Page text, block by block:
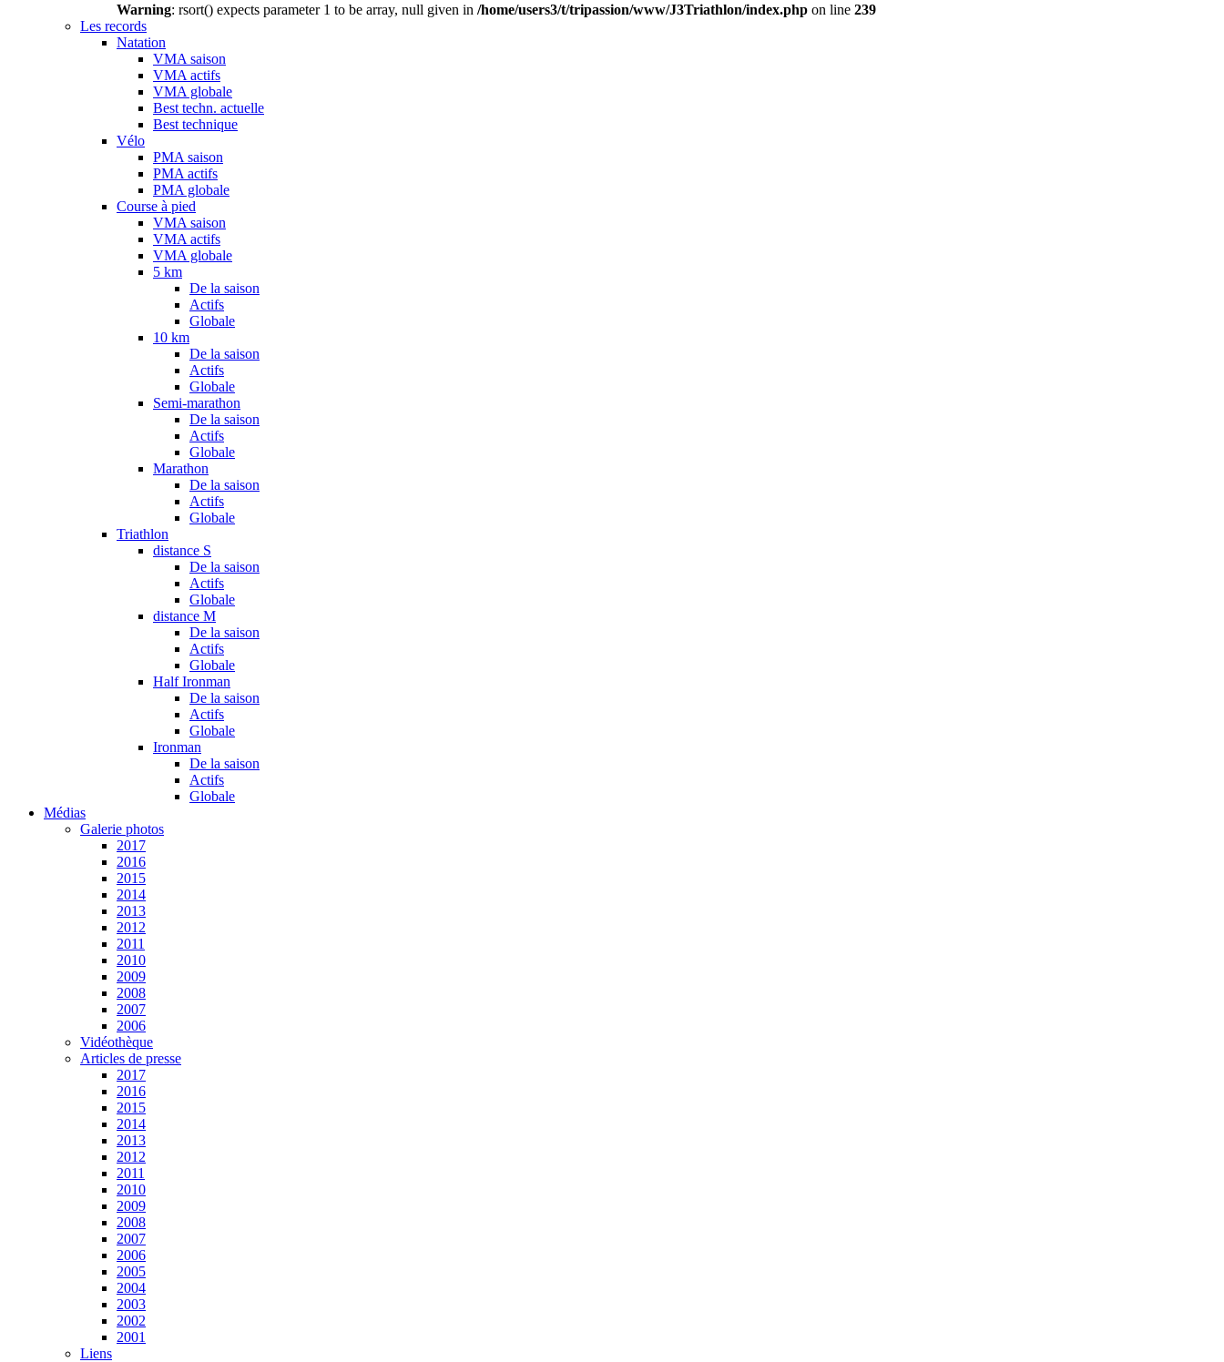
Warning: rsort() expects parameter 1 to be array, null given in /home/users3/t/tripassion/www/J3Triathlon/index.php on line 239
Les records
Natation
VMA saison
VMA actifs
VMA globale
Best techn. actuelle
Best technique
Vélo
PMA saison
PMA actifs
PMA globale
Course à pied
VMA saison
VMA actifs
VMA globale
5 km
De la saison
Actifs
Globale
10 km
De la saison
Actifs
Globale
Semi-marathon
De la saison
Actifs
Globale
Marathon
De la saison
Actifs
Globale
Triathlon
distance S
De la saison
Actifs
Globale
distance M
De la saison
Actifs
Globale
Half Ironman
De la saison
Actifs
Globale
Ironman
De la saison
Actifs
Globale
Médias
Galerie photos
2017
2016
2015
2014
2013
2012
2011
2010
2009
2008
2007
2006
Vidéothèque
Articles de presse
2017
2016
2015
2014
2013
2012
2011
2010
2009
2008
2007
2006
2005
2004
2003
2002
2001
Liens